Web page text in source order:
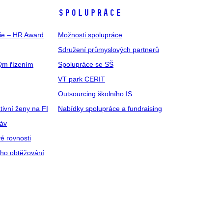
– HR Award
řízením
ženy na FI
rovnosti
obtěžování
SPOLUPRÁCE
Možnosti spolupráce
Sdružení průmyslových partnerů
Spolupráce se SŠ
VT park CERIT
Outsourcing školního IS
Nabídky spolupráce a fundraising